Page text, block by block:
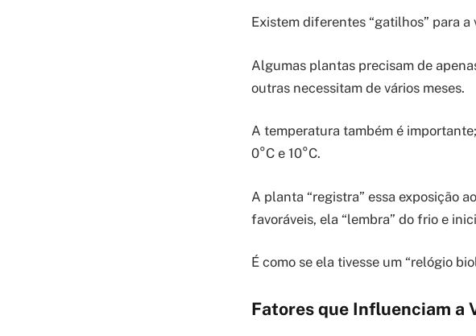
Existem diferentes “gatilhos” para
Algumas plantas precisam de
outras necessitam de vários meses.
A temperatura também é
0°C e 10°C.
A planta “registra” essa exposição
favoráveis, ela “lembra” do frio e
É como se ela tivesse um “relógio
Fatores que Influenciam a